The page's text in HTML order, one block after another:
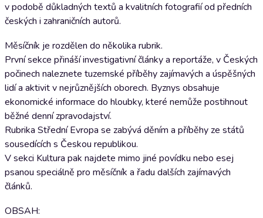
v podobě důkladných textů a kvalitních fotografií od předních
českých i zahraničních autorů.
Měsíčník je rozdělen do několika rubrik.
První sekce přináší investigativní články a reportáže, v Českých
počinech naleznete tuzemské příběhy zajímavých a úspěšných
lidí a aktivit v nejrůznějších oborech. Byznys obsahuje
ekonomické informace do hloubky, které nemůže postihnout
běžné denní zpravodajství.
Rubrika Střední Evropa se zabývá děním a příběhy ze států
sousedících s Českou republikou.
V sekci Kultura pak najdete mimo jiné povídku nebo esej
psanou speciálně pro měsíčník a řadu dalších zajímavých
článků.
OBSAH: